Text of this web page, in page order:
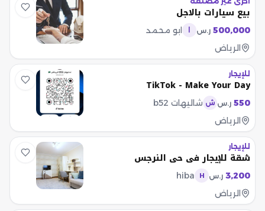
بيع سيارات بالاجل
500,000 ر.س
ابو محمد
الرياض
للإيجار
TikTok - Make Your Day
550 ر.س ش شاليهات b52
الرياض
للإيجار
شقة للإيجار في حي النرجس
3,200 ر.س H
hiba
الرياض